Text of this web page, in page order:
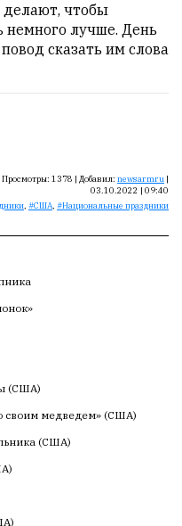
делают, чтобы
немного лучше. День
сказать им слова
Просмотры: 1378 | Добавил: newsarmru |
03.10.2022 | 09:40
, США, Национальные праздники
(США)
своим медведем» (США)
(США)